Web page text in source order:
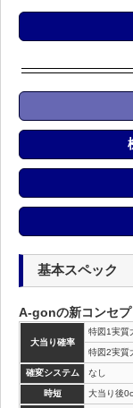
基本スペック
A-gonの新コンセ
大当り確率
特図1実質
特図2実質
確変システム なし
時短 大当り後